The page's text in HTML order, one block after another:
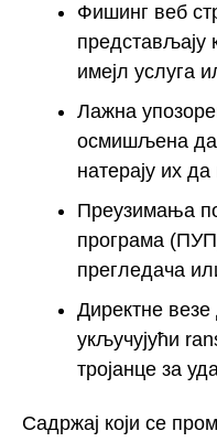
Фишинг веб
представљају
имејл услуга
Лажна
осмишљена да
натерају их
Преузимања
програма
прегледача
Директне
укључујући
тројанце за
Садржај који се